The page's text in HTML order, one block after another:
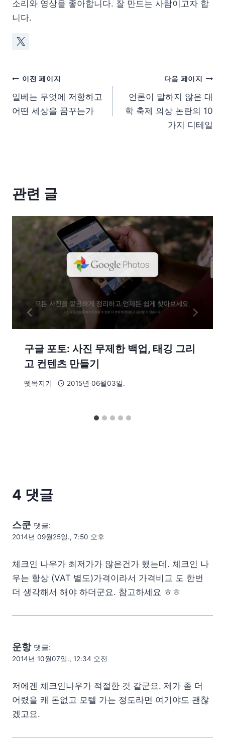
소리와 영상을 좋아합니다. 잘 만드는 사람이고자 합
니다.
이전 페이지
일베는 무엇에 저항하고
어떤 세상을 꿈꾸는가
다음 페이지
언론이 말하지 않은 대
학 축제 의상 논란의 10
가지 디테일
관련 글
구글 포토: 사진 무제한 백업, 태깅 그리
고 컨텐츠 만들기
뗏목지기 2015년 06월03일.
4 댓글
스쿤 댓글:
2014년 09월25일., 7:50 오후
체크인 나우가 최저가가 많은건가 했는데. 체크인 나
우는 항상 (VAT 별도)가격이라서 가격비교 도 한번
더 생각해서 해야 하더군요. 참고하세요 ㅎㅎ
운항 댓글:
2014년 10월07일., 12:34 오전
저에겐 체크인나우가 적절한 것 같군요. 제가 좀 더
어렸을 캐 돈없고 모텔 가는 정도라면 여기야도 괜찮
겠고요.